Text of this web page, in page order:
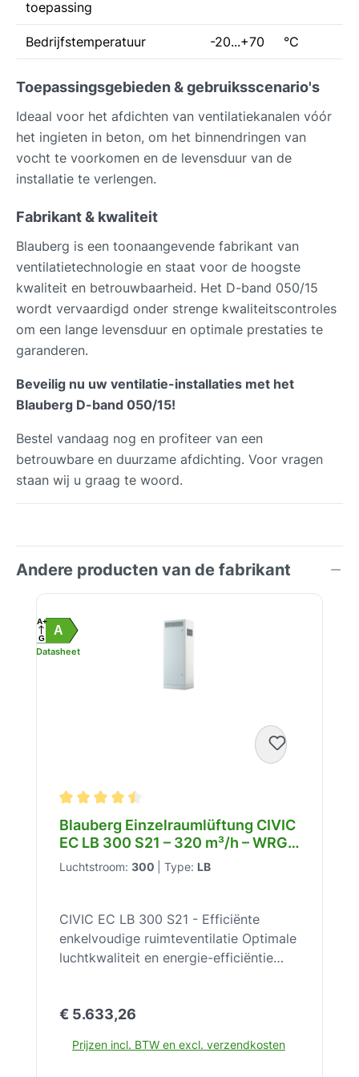
toepassing
Bedrijfstemperatuur -20...+70 °C
Toepassingsgebieden & gebruiksscenario's
Ideaal voor het afdichten van ventilatiekanalen vóór
het ingieten in beton, om het binnendringen van
vocht te voorkomen en de levensduur van de
installatie te verlengen.
Fabrikant & kwaliteit
Blauberg is een toonaangevende fabrikant van
ventilatietechnologie en staat voor de hoogste
kwaliteit en betrouwbaarheid. Het D-band 050/15
wordt vervaardigd onder strenge kwaliteitscontroles
om een lange levensduur en optimale prestaties te
garanderen.
Beveilig nu uw ventilatie-installaties met het
Blauberg D-band 050/15!
Bestel vandaag nog en profiteer van een
betrouwbare en duurzame afdichting. Voor vragen
staan wij u graag te woord.
Andere producten van de fabrikant
Productgalerij overslaan
A
A+
G
Datasheet
Gemiddelde waardering van 4.6 van 5 sterren
Blauberg Einzelraumlüftung CIVIC
EC LB 300 S21 – 320 m³/h – WRG
78-92% – 21 dB(A) – 230 V –
Gegenstrom-WT – Bypass –
Luchtstroom: 300 Type: LB
CIVIC EC LB 300 S21 - Efficiënte
enkelvoudige ruimteventilatie Optimale
luchtkwaliteit en energie-efficiëntie
300 S21. De Blauberg CIVIC EC LB 300
ruimteventilatiesysteem, speciaal
Normale prijs:
€ 5.633,26
Prijzen incl. BTW en excl. verzendkosten